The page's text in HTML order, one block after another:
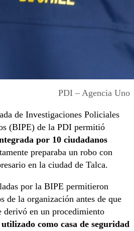
PDI – Agencia Uno
de Investigaciones Policiales
(BIPE) de la PDI permitió
por 10 ciudadanos
preparaba un robo con
en la ciudad de Talca.
por la BIPE permitieron
de la organización antes de que
derivó en un procedimiento
utilizado como casa de seguridad